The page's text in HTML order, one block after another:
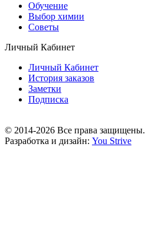
Обучение
Выбор химии
Советы
Личный Кабинет
Личный Кабинет
История заказов
Заметки
Подписка
© 2014-2026 Все права защищены.
Разработка и дизайн: You Strive